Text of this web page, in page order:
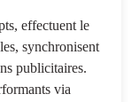
effectuent le
synchronisent
publicitaires.
via